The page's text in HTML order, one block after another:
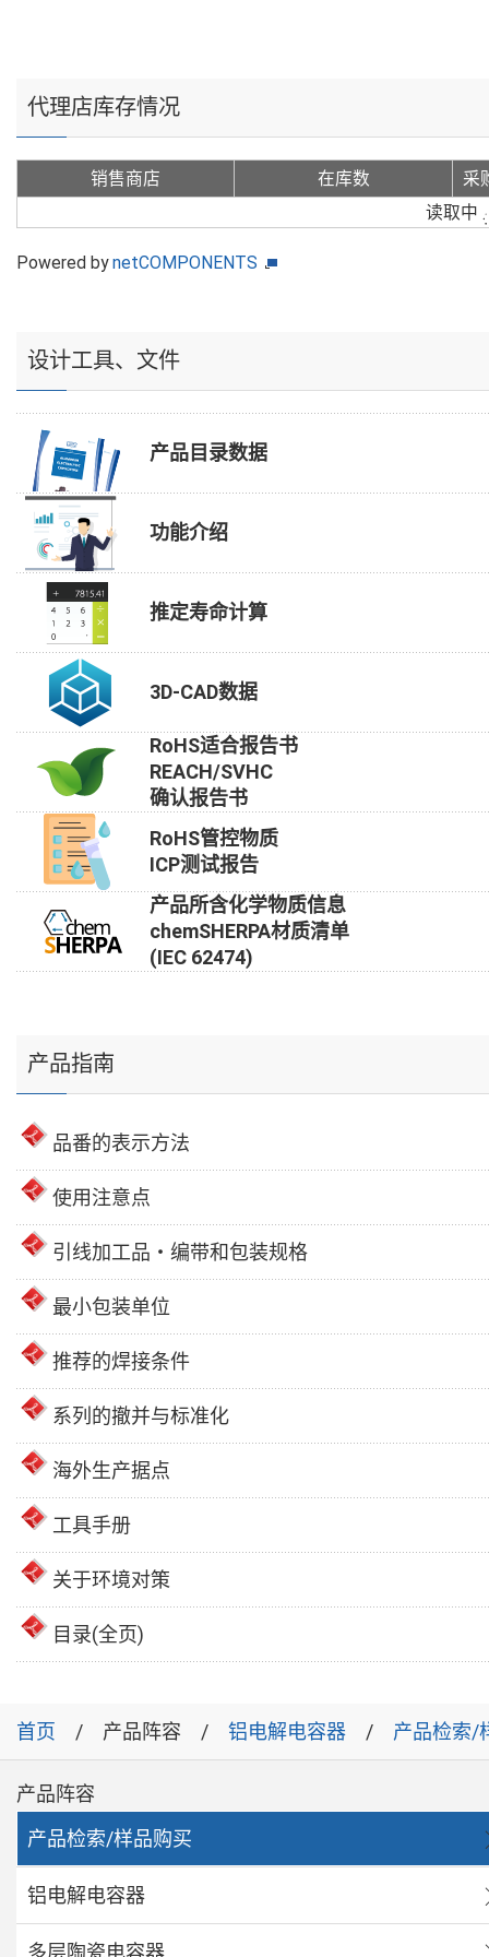
代理店库存情况
销售商店 在库数
采
读取中
Powered bynetCOMPONENTS
设计工具、文件
产品目录数据
功能介绍
推定寿命计算
3D-CAD数据
RoHS适合报告书
REACH/SVHC
确认报告书
RoHS管控物质
ICP测试报告
产品所含化学物质信息
chemSHERPA材质清单
(IEC 62474)
产品指南
品番的表示方法
使用注意点
引线加工品・编带和包装规格
最小包装单位
推荐的焊接条件
系列的撤并与标准化
海外生产据点
工具手册
关于环境对策
目录(全页)
首页 产品阵容 铝电解电容器 产品检索/
产品阵容
产品检索/样品购买
铝电解电容器
多层陶瓷电容器